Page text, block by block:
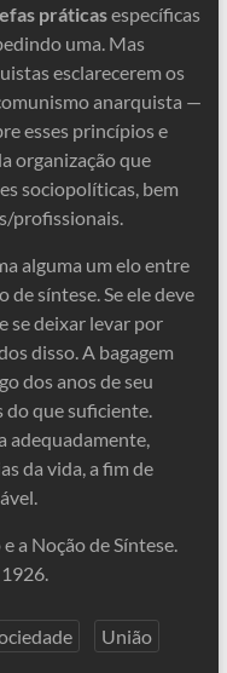
práticasespecíficas
uma. Mas
esclarecerem os
anarquista —
esses princípios e
organização que
sociopolíticas, bem
profissionais.
alguma um elo entre
de síntese. Se ele deve
se deixar levar por
disso. A bagagem
dos anos de seu
do que suficiente.
adequadamente,
da vida, a fim de
a Noção de Síntese.
União